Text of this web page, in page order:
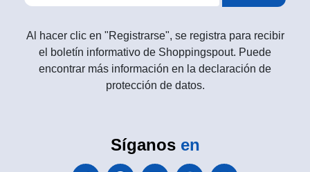
Al hacer clic en "Registrarse", se registra para recibir
el boletín informativo de Shoppingspout. Puede
encontrar más información en la declaración de
protección de datos.
Síganos en